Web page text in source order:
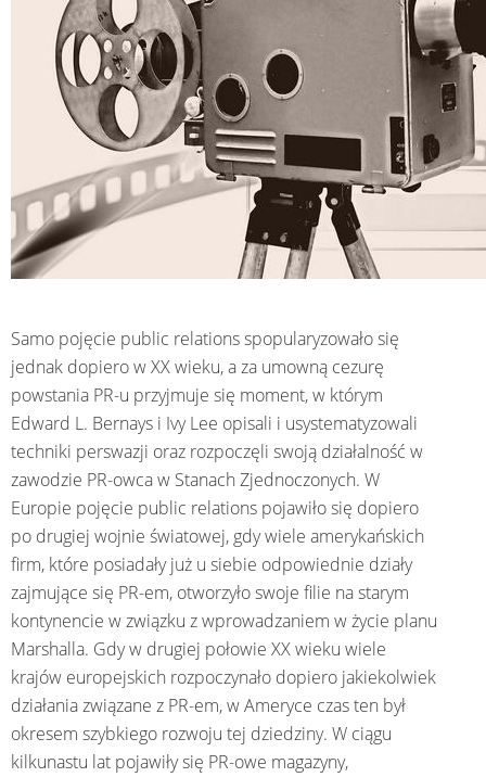
Samo pojęcie public relations spopularyzowało się
jednak dopiero w XX wieku, a za umowną cezurę
powstania PR-u przyjmuje się moment, w którym
Edward L. Bernays i Ivy Lee opisali i usystematyzowali
techniki perswazji oraz rozpoczęli swoją działalność w
zawodzie PR-owca w Stanach Zjednoczonych. W
Europie pojęcie public relations pojawiło się dopiero
po drugiej wojnie światowej, gdy wiele amerykańskich
firm, które posiadały już u siebie odpowiednie działy
zajmujące się PR-em, otworzyło swoje filie na starym
kontynencie w związku z wprowadzaniem w życie planu
Marshalla. Gdy w drugiej połowie XX wieku wiele
krajów europejskich rozpoczynało dopiero jakiekolwiek
działania związane z PR-em, w Ameryce czas ten był
okresem szybkiego rozwoju tej dziedziny. W ciągu
kilkunastu lat pojawiły się PR-owe magazyny,